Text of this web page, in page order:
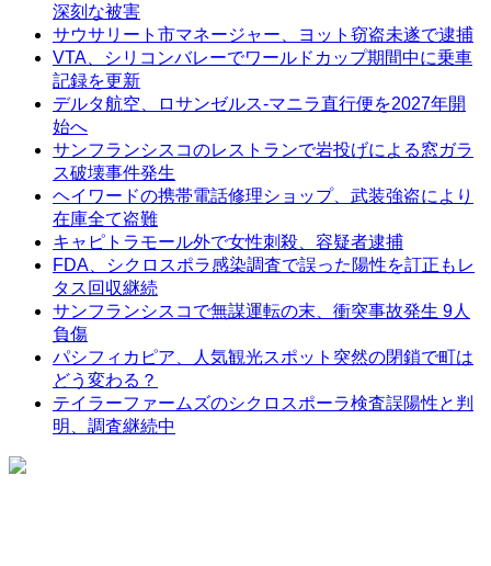
深刻な被害
サウサリート市マネージャー、ヨット窃盗未遂で逮捕
VTA、シリコンバレーでワールドカップ期間中に乗車
記録を更新
デルタ航空、ロサンゼルス-マニラ直行便を2027年開
始へ
サンフランシスコのレストランで岩投げによる窓ガラ
ス破壊事件発生
ヘイワードの携帯電話修理ショップ、武装強盗により
在庫全て盗難
キャピトラモール外で女性刺殺、容疑者逮捕
FDA、シクロスポラ感染調査で誤った陽性を訂正もレ
タス回収継続
サンフランシスコで無謀運転の末、衝突事故発生 9人
負傷
パシフィカピア、人気観光スポット突然の閉鎖で町は
どう変わる？
テイラーファームズのシクロスポーラ検査誤陽性と判
明、調査継続中